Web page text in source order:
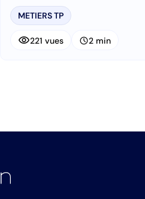
METIERS TP
visibility221 vues schedule2 min